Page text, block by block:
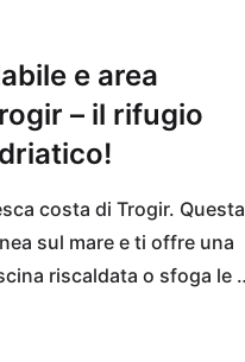
e area
– il rifugio
costa di Trogir. Questa
sul mare e ti offre una
riscaldata o sfoga le
nulla! A soli 10 metri
in un ristorante